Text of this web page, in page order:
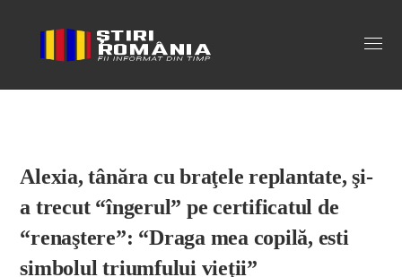
Stiri Romania
Alexia, tânăra cu braţele replantate, şi-
a trecut “îngerul” pe certificatul de
“renaştere”: “Draga mea copilă, esti
simbolul triumfului vieţii”